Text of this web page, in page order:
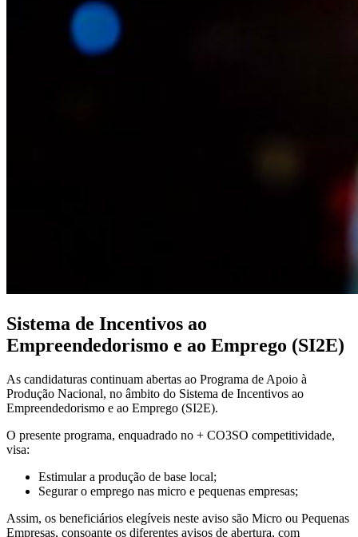
Sistema de Incentivos ao
Empreendedorismo e ao Emprego (SI2E)
As candidaturas continuam abertas ao Programa de Apoio à
Produção Nacional, no âmbito do Sistema de Incentivos ao
Empreendedorismo e ao Emprego (SI2E).
O presente programa, enquadrado no + CO3SO competitividade,
visa:
Estimular a produção de base local;
Segurar o emprego nas micro e pequenas empresas;
Assim, os beneficiários elegíveis neste aviso são Micro ou Pequenas
Empresas, consoante os diferentes avisos de abertura, com